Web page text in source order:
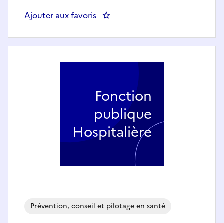
Ajouter aux favoris : Cadre de Santé en Direction
Prévention, conseil et pilotage en santé
Fonction
publique
Hospitalière